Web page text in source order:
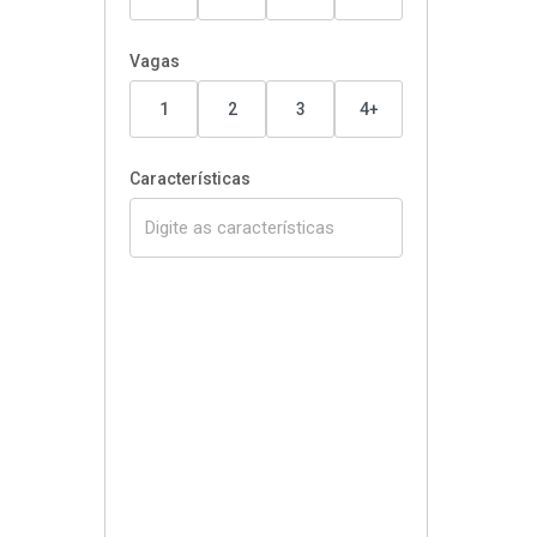
Vagas
1 2 3 4+
Características